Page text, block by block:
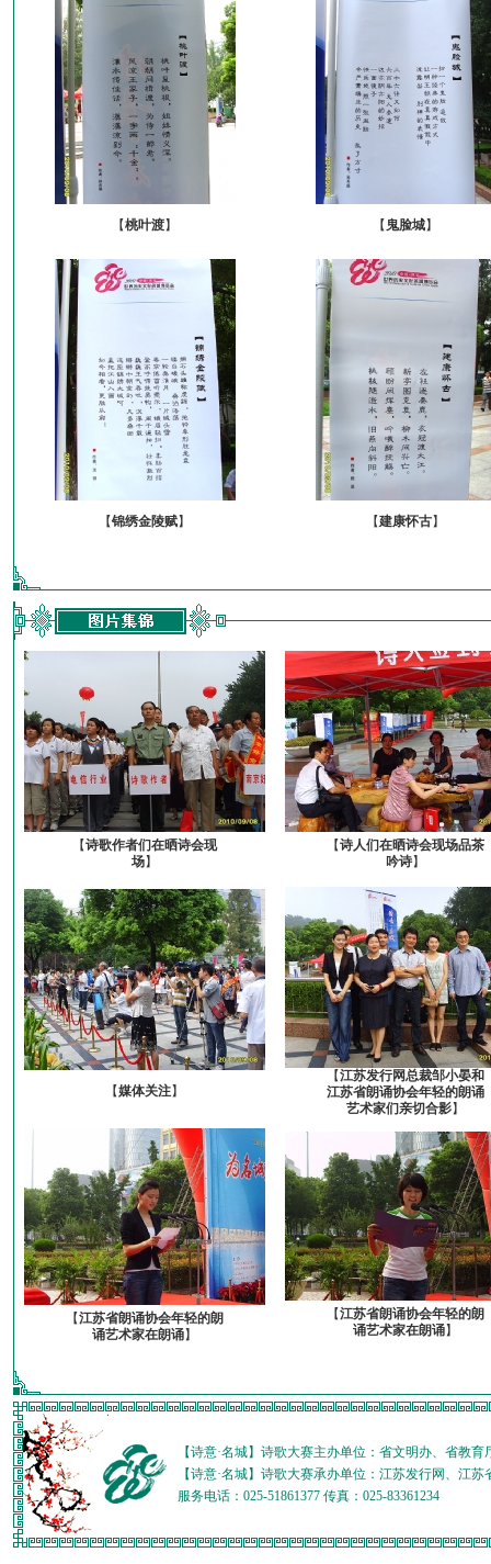
【桃叶渡】 【 鬼脸城】
【锦绣金陵赋】 【建康怀古】
【诗歌作者们在晒诗会现
场】
【诗人们在晒诗会现场品茶
吟诗】
【媒体关注】
【江苏发行网总裁邹小晏和
江苏省朗诵协会年轻的朗诵
艺术家们亲切合影】
【江苏省朗诵协会年轻的朗
诵艺术家在朗诵】
【江苏省朗诵协会年轻的朗
诵艺术家在朗诵】
【诗意·名城】诗歌大赛主办单位：省文明办、省教
【诗意·名城】诗歌大赛承办单位：江苏发行网、江
服务电话：025-51861377 传真：025-83361234